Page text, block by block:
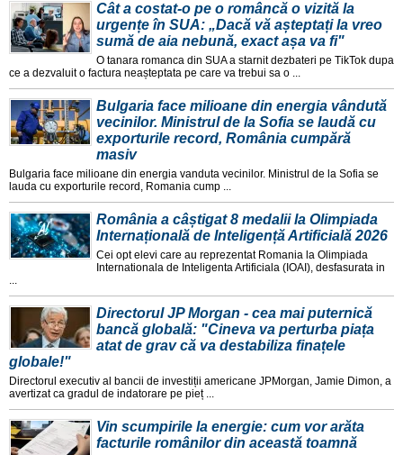
Cât a costat-o pe o româncă o vizită la
urgențe în SUA: „Dacă vă așteptați la vreo
sumă de aia nebună, exact așa va fi"
O tanara romanca din SUA a starnit dezbateri pe TikTok dupa
ce a dezvaluit o factura neașteptata pe care va trebui sa o ...
Bulgaria face milioane din energia vândută
vecinilor. Ministrul de la Sofia se laudă cu
exporturile record, România cumpără
masiv
Bulgaria face milioane din energia vanduta vecinilor. Ministrul de la Sofia se
lauda cu exporturile record, Romania cump ...
România a câștigat 8 medalii la Olimpiada
Internațională de Inteligență Artificială 2026
Cei opt elevi care au reprezentat Romania la Olimpiada
Internationala de Inteligenta Artificiala (IOAI), desfasurata in
...
Directorul JP Morgan - cea mai puternică
bancă globală: "Cineva va perturba piața
atat de grav că va destabiliza finațele
globale!"
Directorul executiv al bancii de investiții americane JPMorgan, Jamie Dimon, a
avertizat ca gradul de indatorare pe pieț ...
Vin scumpirile la energie: cum vor arăta
facturile românilor din această toamnă